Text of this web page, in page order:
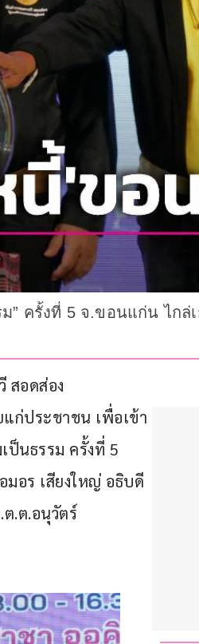
ครั้งที่ 5 จ.ขอนแก่น ไกล่
สอดส่อง
ก่ประชาชน เพื่อเข้า
ป็นธรรม ครั้งที่ 5
อร เสียงใหญ่ อธิบดี
.ต.อนุวัตร์